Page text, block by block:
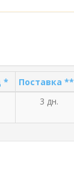
* Поставка **
3 дн.